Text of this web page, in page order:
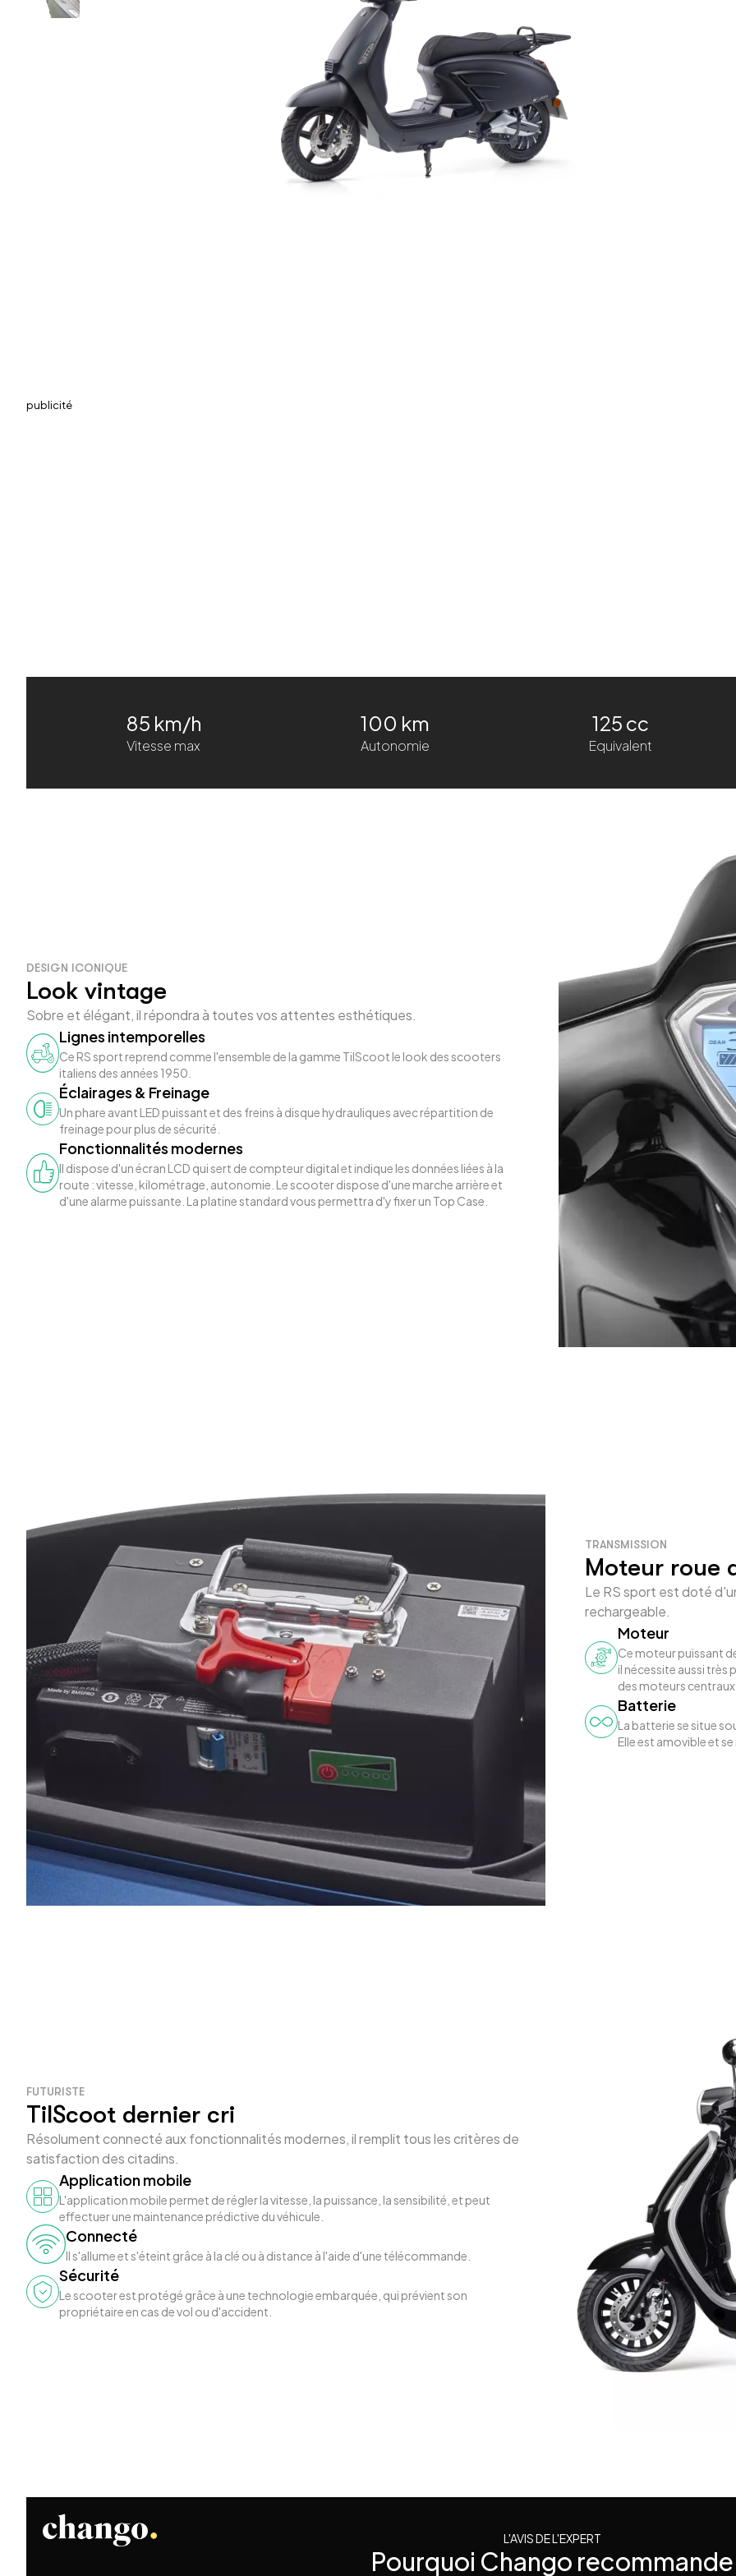
publicité
85 km/h
Vitesse max
100 km
Autonomie
125 cc
Equivalent
DESIGN ICONIQUE
Look vintage
Sobre et élégant, il répondra à toutes vos attentes esthétiques.
Lignes intemporelles
Ce RS sport reprend comme l'ensemble de la gamme TilScoot le look des scooters
italiens des années 1950.
Éclairages & Freinage
Un phare avant LED puissant et des freins à disque hydrauliques avec répartition de
freinage pour plus de sécurité.
Fonctionnalités modernes
Il dispose d'un écran LCD qui sert de compteur digital et indique les données liées à la
route : vitesse, kilométrage, autonomie. Le scooter dispose d'une marche arrière et
d'une alarme puissante. La platine standard vous permettra d'y fixer un Top Case.
TRANSMISSION
Moteur roue
Le RS sport est doté
rechargeable.
Moteur
Ce moteur puissant
il nécessite aussi très
des moteurs
Batterie
La batterie se situe
Elle est amovible et
FUTURISTE
TilScoot dernier cri
Résolument connecté aux fonctionnalités modernes, il remplit tous les critères de
satisfaction des citadins.
Application mobile
L'application mobile permet de régler la vitesse, la puissance, la sensibilité, et peut
effectuer une maintenance prédictive du véhicule.
Connecté
Il s'allume et s'éteint grâce à la clé ou à distance à l'aide d'une télécommande.
Sécurité
Le scooter est protégé grâce à une technologie embarquée, qui prévient son
propriétaire en cas de vol ou d'accident.
L'AVIS DE L'EXPERT
Pourquoi Chango recommande